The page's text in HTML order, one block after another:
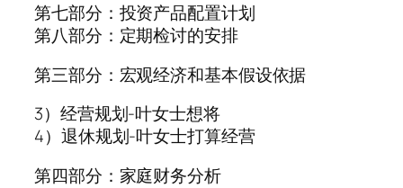
第七部分：投资产品配置计划
第八部分：定期检讨的安排
第三部分：宏观经济和基本假设依据
3）经营规划-叶女士想将
4）退休规划-叶女士打算经营
第四部分：家庭财务分析